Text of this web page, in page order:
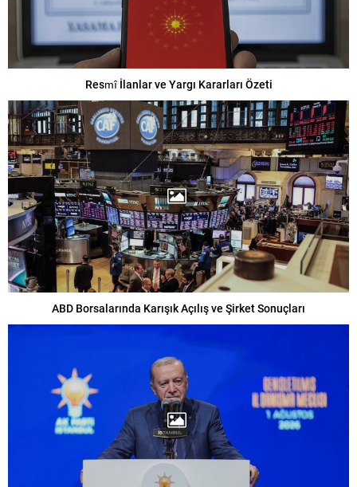
Resmî İlanlar ve Yargı Kararları Özeti
ABD Borsalarında Karışık Açılış ve Şirket Sonuçları